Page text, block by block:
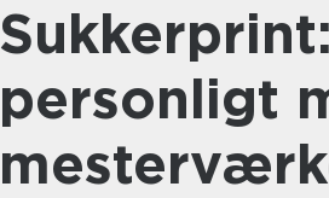
Sukkerprint: Gør bagværket
personligt